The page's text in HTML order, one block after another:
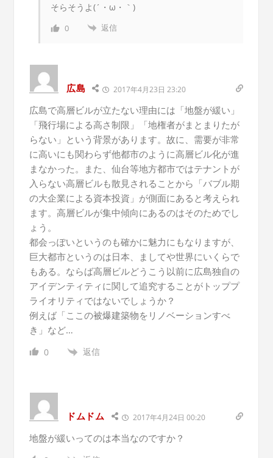
そらそうよ(´・ω・｀)
0 返信
広島 2017年4月23日 23:20
広島で高層ビルが立たない理由には「地盤が緩い」
「飛行場による高さ制限」「地権者がまとまりたが
らない」という背景があります。故に、需要が非常
に高いにも関わらず他都市のように高層ビル化が進
まなかった。また、仙台等地方都市ではテナントが
入らない高層ビルも散見されることから「バブル期
の大企業による資本投資」が側面にあると考えられ
ます。高層ビルが集中傾向にあるのはそのためでし
ょう。
都会っぽいというのも確かに魅力にもなりますが、
巨大都市というのは日本、ましてや世界にいくらで
もある。ならば高層ビルどうこう以前に広島独自の
アイデンティティに関して追究することがトッププ
ライオリティではないでしょうか？
例えば「ここの被爆建築物をリノベーションすべ
き」など…
0 返信
ドムドム 2017年4月24日 00:20
地盤が緩いってのは本当なのですか？